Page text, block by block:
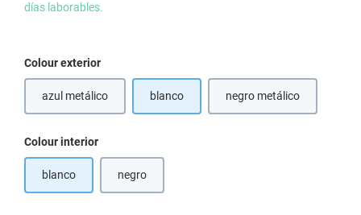
días laborables.
Seleccione
Colour exterior
azul metálico blanco negro metálico(Esta opción no está
Seleccione
Colour interior
blanco negro(Esta opción no está disponible en este momento.)